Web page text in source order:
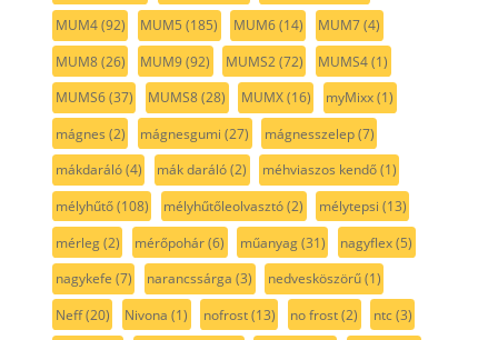
MUM4(92) MUM5 (185) MUM6(14) MUM7(4)
MUM8(26) MUM9(92) MUMS2(72) MUMS4(1)
MUMS6(37) MUMS8(28) MUMX(16) myMixx(1)
mágnes (2) mágnesgumi (27) mágnesszelep(7)
mákdaráló(4) mák daráló(2) méhviaszos kendő(1)
mélyhűtő(108) mélyhűtőleolvasztó(2) mélytepsi (13)
mérleg(2) mérőpohár(6) műanyag(31) nagyflex(5)
nagykefe (7) narancssárga (3) nedvesköszörű(1)
Neff(20) Nivona (1) nofrost(13) no frost(2) ntc(3)